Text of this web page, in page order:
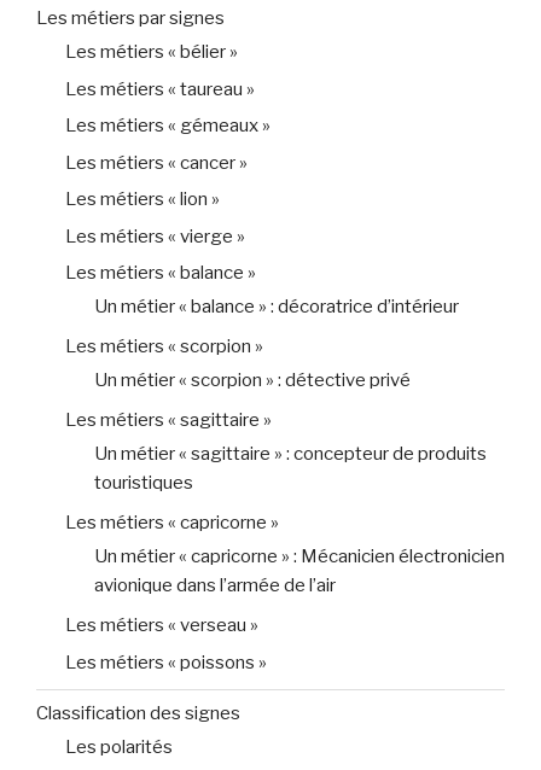
Les métiers par signes
Les métiers « bélier »
Les métiers « taureau »
Les métiers « gémeaux »
Les métiers « cancer »
Les métiers « lion »
Les métiers « vierge »
Les métiers « balance »
Un métier « balance » : décoratrice d’intérieur
Les métiers « scorpion »
Un métier « scorpion » : détective privé
Les métiers « sagittaire »
Un métier « sagittaire » : concepteur de produits
touristiques
Les métiers « capricorne »
Un métier « capricorne » : Mécanicien électronicien
avionique dans l’armée de l’air
Les métiers « verseau »
Les métiers « poissons »
Classification des signes
Les polarités